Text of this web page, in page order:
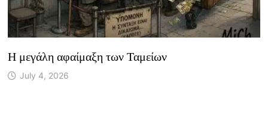
Η μεγάλη αφαίμαξη των Ταμείων
July 4, 2026